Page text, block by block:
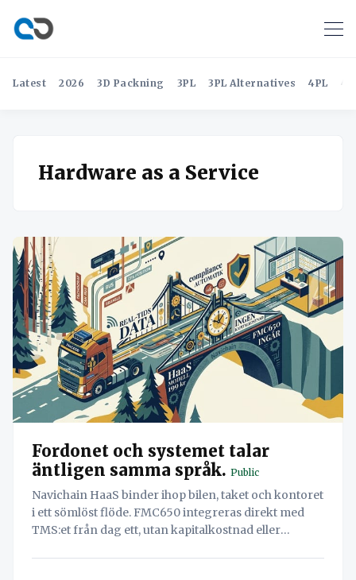
Latest 2026 3D Packning 3PL 3PL Alternatives 4PL
Hardware as a Service
Fordonet och systemet talar
äntligen samma språk. Public
Navichain HaaS binder ihop bilen, taket och kontoret
i ett sömlöst flöde. FMC650 integreras direkt med
TMS:et från dag ett, utan kapitalkostnad eller